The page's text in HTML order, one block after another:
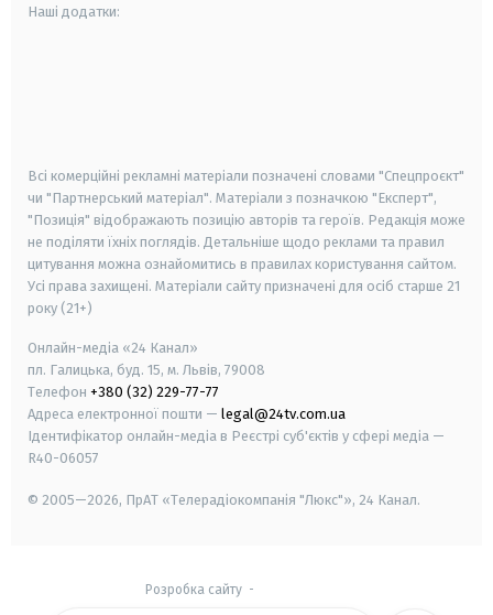
Наші додатки:
Всі комерційні рекламні матеріали позначені словами "Спецпроєкт"
чи "Партнерський матеріал". Матеріали з позначкою "Експерт",
"Позиція" відображають позицію авторів та героїв. Редакція може
не поділяти їхніх поглядів. Детальніше щодо реклами та правил
цитування можна ознайомитись в правилах користування сайтом.
Усі права захищені. Матеріали сайту призначені для осіб старше 21
року (21+)
Онлайн-медіа «24 Канал»
пл. Галицька, буд. 15, м. Львів, 79008
Телефон +380 (32) 229-77-77
Адреса електронної пошти — legal@24tv.com.ua
Ідентифікатор онлайн-медіа в Реєстрі суб'єктів у сфері медіа —
R40-06057
© 2005—2026, ПрАТ «Телерадіокомпанія "Люкс"», 24 Канал.
Розробка сайту-